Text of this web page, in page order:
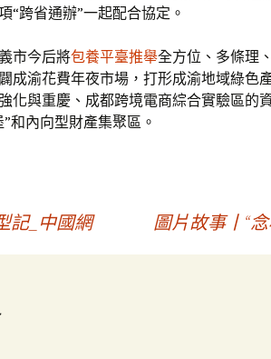
“跨省通辦”一起配合協定。
市今后將包養平臺推舉全方位、多條理
成渝花費年夜市場，打形成渝地域綠色
化與重慶、成都跨境電商綜合實驗區的
和內向型財產集聚區。
記_中國網 圖片故事丨“